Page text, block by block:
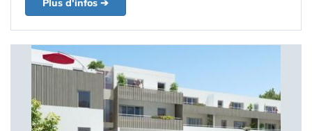
Plus d'infos ➔